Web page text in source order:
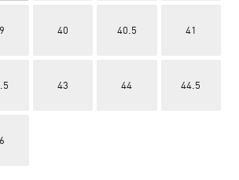
40 40.5 41
43 44 44.5